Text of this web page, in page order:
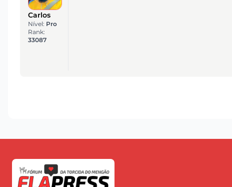
Carlos
Nível: Pro
Rank:
33087